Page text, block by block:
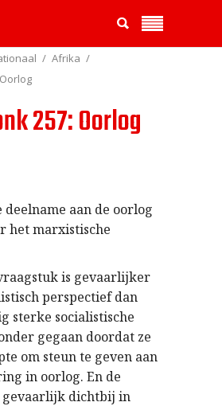
Afrika
257: Oorlog
deelname aan de oorlog
het marxistische
is gevaarlijker
perspectief dan
sterke socialistische
gegaan doordat ze
om steun te geven aan
in oorlog. En de
gevaarlijk dichtbij in